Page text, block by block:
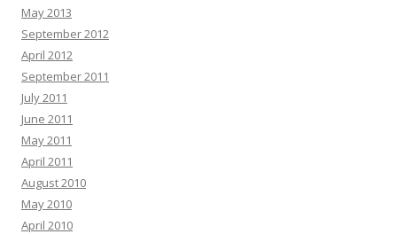
May 2013
September 2012
April 2012
September 2011
July 2011
June 2011
May 2011
April 2011
August 2010
May 2010
April 2010